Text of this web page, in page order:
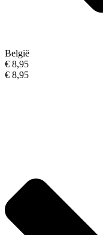
België
€ 8,95
€ 8,95